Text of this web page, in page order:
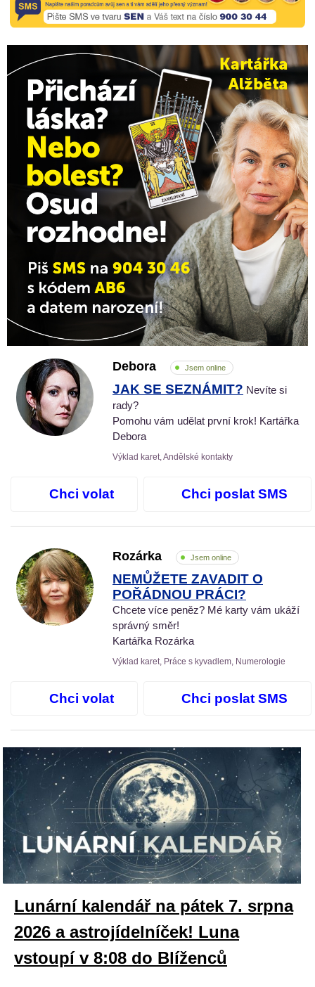
Debora Jsem online
JAK SE SEZNÁMIT? Nevíte si
rady?
Pomohu vám udělat první krok! Kartářka
Debora
Výklad karet, Andělské kontakty
Chci volat Chci poslat SMS
Rozárka Jsem online
NEMŮŽETE ZAVADIT O
POŘÁDNOU PRÁCI?
Chcete více peněz? Mé karty vám ukáží
správný směr!
Kartářka Rozárka
Výklad karet, Práce s kyvadlem, Numerologie
Chci volat Chci poslat SMS
Lunární kalendář na pátek 7. srpna
2026 a astrojídelníček! Luna
vstoupí v 8:08 do Blíženců